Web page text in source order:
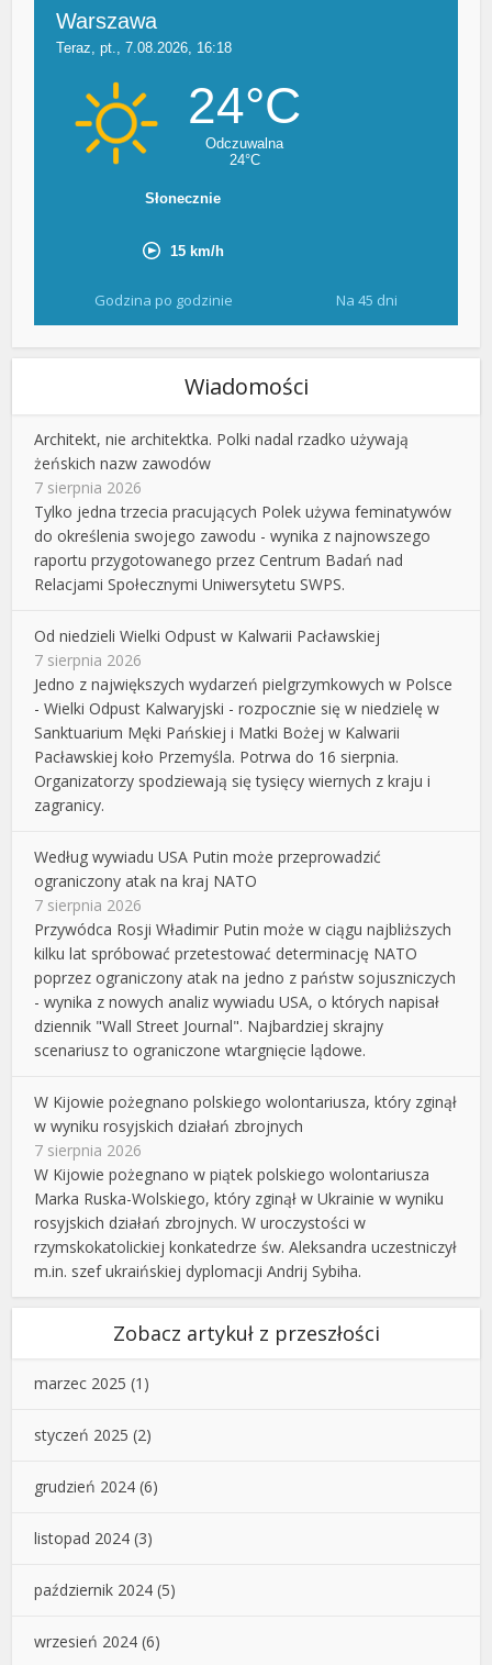
Godzina po godzinie Na 45 dni
Wiadomości
Architekt, nie architektka. Polki nadal rzadko używają
żeńskich nazw zawodów
7 sierpnia 2026
Tylko jedna trzecia pracujących Polek używa feminatywów
do określenia swojego zawodu - wynika z najnowszego
raportu przygotowanego przez Centrum Badań nad
Relacjami Społecznymi Uniwersytetu SWPS.
Od niedzieli Wielki Odpust w Kalwarii Pacławskiej
7 sierpnia 2026
Jedno z największych wydarzeń pielgrzymkowych w Polsce
- Wielki Odpust Kalwaryjski - rozpocznie się w niedzielę w
Sanktuarium Męki Pańskiej i Matki Bożej w Kalwarii
Pacławskiej koło Przemyśla. Potrwa do 16 sierpnia.
Organizatorzy spodziewają się tysięcy wiernych z kraju i
zagranicy.
Według wywiadu USA Putin może przeprowadzić
ograniczony atak na kraj NATO
7 sierpnia 2026
Przywódca Rosji Władimir Putin może w ciągu najbliższych
kilku lat spróbować przetestować determinację NATO
poprzez ograniczony atak na jedno z państw sojuszniczych
- wynika z nowych analiz wywiadu USA, o których napisał
dziennik "Wall Street Journal". Najbardziej skrajny
scenariusz to ograniczone wtargnięcie lądowe.
W Kijowie pożegnano polskiego wolontariusza, który zginął
w wyniku rosyjskich działań zbrojnych
7 sierpnia 2026
W Kijowie pożegnano w piątek polskiego wolontariusza
Marka Ruska-Wolskiego, który zginął w Ukrainie w wyniku
rosyjskich działań zbrojnych. W uroczystości w
rzymskokatolickiej konkatedrze św. Aleksandra uczestniczył
m.in. szef ukraińskiej dyplomacji Andrij Sybiha.
Zobacz artykuł z przeszłości
marzec 2025 (1)
styczeń 2025 (2)
grudzień 2024 (6)
listopad 2024 (3)
październik 2024 (5)
wrzesień 2024 (6)